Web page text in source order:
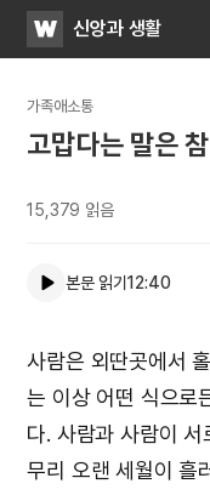
WATV신앙과 생활
가족애소통
고맙다는 말은
15,379 읽음
본문 읽기12:40
사람은 외딴곳에서
는 이상 어떤 식으로
다. 사람과 사람이
무리 오랜 세월이 흘